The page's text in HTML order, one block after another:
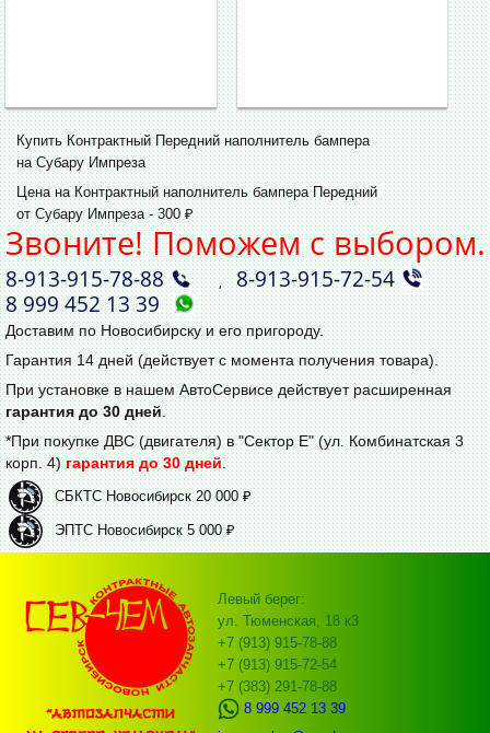
Купить Контрактный Передний наполнитель бампера
на Субару Импреза
Цена на Контрактный наполнитель бампера Передний
от Субару Импреза - 300 ₽
Звоните! Поможем с выбором.
8‑913‑915‑78‑88 ,8‑913‑915‑72‑54
8 999 452 13 39
Доставим по Новосибирску и его пригороду.
Гарантия 14 дней (действует с момента получения товара).
При установке в нашем АвтоСервисе действует расширенная
гарантия до 30 дней.
*При покупке ДВС (двигателя) в "Сектор Е" (ул. Комбинатская 3
корп. 4)гарантия до 30 дней.
СБКТС Новосибирск 20 000 ₽
ЭПТС Новосибирск 5 000 ₽
Левый берег:
ул. Тюменская, 18 к3
+7 (913) 915-78-88
+7 (913) 915-72-54
+7 (383) 291-78-88
8 999 452 13 39